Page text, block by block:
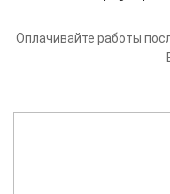
Оплачивайте работы